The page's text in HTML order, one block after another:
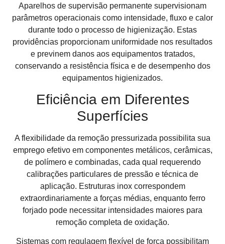
Aparelhos de supervisão permanente supervisionam
parâmetros operacionais como intensidade, fluxo e calor
durante todo o processo de higienização. Estas
providências proporcionam uniformidade nos resultados
e previnem danos aos equipamentos tratados,
conservando a resistência física e de desempenho dos
equipamentos higienizados.
Eficiência em Diferentes
Superfícies
A flexibilidade da remoção pressurizada possibilita sua
emprego efetivo em componentes metálicos, cerâmicas,
de polímero e combinadas, cada qual requerendo
calibrações particulares de pressão e técnica de
aplicação. Estruturas inox correspondem
extraordinariamente a forças médias, enquanto ferro
forjado pode necessitar intensidades maiores para
remoção completa de oxidação.
Sistemas com regulagem flexível de força possibilitam